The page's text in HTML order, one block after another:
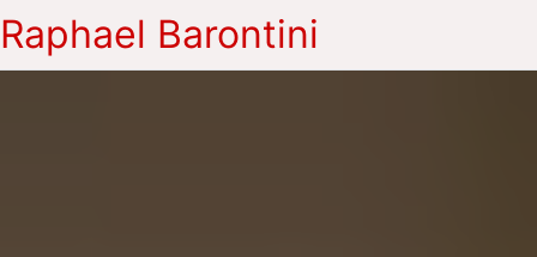
Raphael Barontini